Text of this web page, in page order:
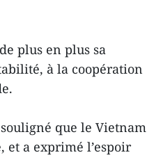
plus en plus sa
à la coopération
que le Vietnam
et a exprimé l’espoir